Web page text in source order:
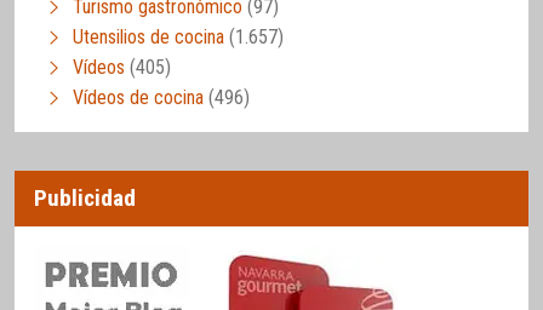
Turismo gastronómico (97)
Utensilios de cocina (1.657)
Vídeos (405)
Vídeos de cocina (496)
Publicidad